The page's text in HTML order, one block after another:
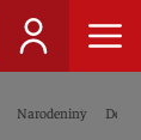
Narodeniny